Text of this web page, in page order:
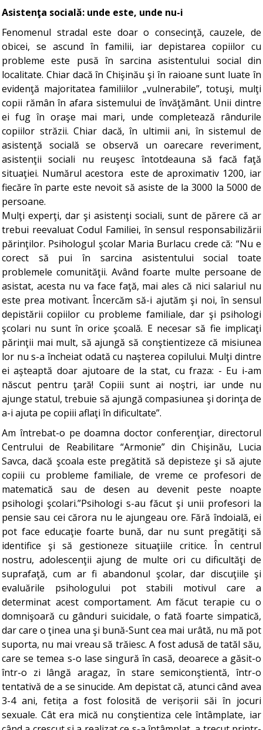
Asistenţa socială: unde este, unde nu-i
Fenomenul stradal este doar o consecinţă, cauzele, de
obicei, se ascund în familii, iar depistarea copiilor cu
probleme este pusă în sarcina asistentului social din
localitate. Chiar dacă în Chişinău şi în raioane sunt luate în
evidenţă majoritatea familiilor „vulnerabile”, totuşi, mulţi
copii rămân în afara sistemului de învăţământ. Unii dintre
ei fug în oraşe mai mari, unde completează rândurile
copiilor străzii. Chiar dacă, în ultimii ani, în sistemul de
asistenţă socială se observă un oarecare reveriment,
asistenţii sociali nu reuşesc întotdeauna să facă faţă
situaţiei. Numărul acestora este de aproximativ 1200, iar
fiecăre în parte este nevoit să asiste de la 3000 la 5000 de
persoane.
Mulţi experţi, dar şi asistenţi sociali, sunt de părere că ar
trebui reevaluat Codul Familiei, în sensul responsabilizării
părinţilor. Psihologul şcolar Maria Burlacu crede că: “Nu e
corect să pui în sarcina asistentului social toate
problemele comunităţii. Având foarte multe persoane de
asistat, acesta nu va face faţă, mai ales că nici salariul nu
este prea motivant. Încercăm să-i ajutăm şi noi, în sensul
depistării copiilor cu probleme familiale, dar şi psihologi
şcolari nu sunt în orice şcoală. E necesar să fie implicaţi
părinţii mai mult, să ajungă să conştientizeze că misiunea
lor nu s-a încheiat odată cu naşterea copilului. Mulţi dintre
ei aşteaptă doar ajutoare de la stat, cu fraza: - Eu i-am
născut pentru ţară! Copiii sunt ai noştri, iar unde nu
ajunge statul, trebuie să ajungă compasiunea şi dorinţa de
a-i ajuta pe copiii aflaţi în dificultate”.
Am întrebat-o pe doamna doctor conferenţiar, directorul
Centrului de Reabilitare “Armonie” din Chişinău, Lucia
Savca, dacă şcoala este pregătită să depisteze şi să ajute
copiii cu probleme familiale, de vreme ce profesori de
matematică sau de desen au devenit peste noapte
psihologi şcolari.”Psihologi s-au făcut şi unii profesori la
pensie sau cei cărora nu le ajungeau ore. Fără îndoială, ei
pot face educaţie foarte bună, dar nu sunt pregătiţi să
identifice şi să gestioneze situaţiile critice. În centrul
nostru, adolescenţii ajung de multe ori cu dificultăţi de
suprafaţă, cum ar fi abandonul şcolar, dar discuţiile şi
evaluările psihologului pot stabili motivul care a
determinat acest comportament. Am făcut terapie cu o
domnişoară cu gânduri suicidale, o fată foarte simpatică,
dar care o ţinea una şi bună-Sunt cea mai urâtă, nu mă pot
suporta, nu mai vreau să trăiesc. A fost adusă de tatăl său,
care se temea s-o lase singură în casă, deoarece a găsit-o
într-o zi lângă aragaz, în stare semiconştientă, într-o
tentativă de a se sinucide. Am depistat că, atunci când avea
3-4 ani, fetița a fost folosită de verișorii săi în jocuri
sexuale. Cât era mică nu conştientiza cele întâmplate, iar